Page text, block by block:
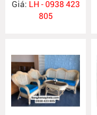
MA671
Giá: LH - 0938 423
805